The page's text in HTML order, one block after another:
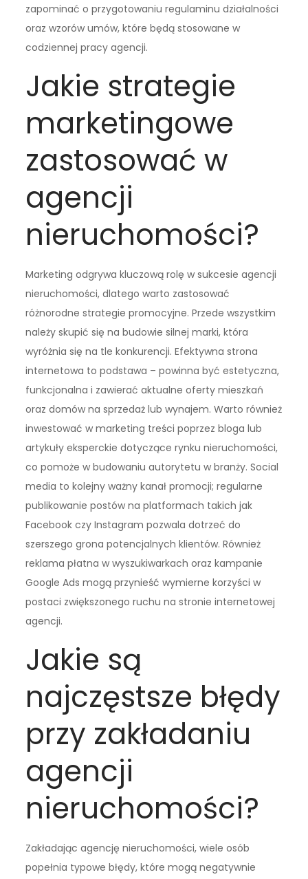
zapominać o przygotowaniu regulaminu działalności
oraz wzorów umów, które będą stosowane w
codziennej pracy agencji.
Jakie strategie
marketingowe
zastosować w
agencji
nieruchomości?
Marketing odgrywa kluczową rolę w sukcesie agencji
nieruchomości, dlatego warto zastosować
różnorodne strategie promocyjne. Przede wszystkim
należy skupić się na budowie silnej marki, która
wyróżnia się na tle konkurencji. Efektywna strona
internetowa to podstawa – powinna być estetyczna,
funkcjonalna i zawierać aktualne oferty mieszkań
oraz domów na sprzedaż lub wynajem. Warto również
inwestować w marketing treści poprzez bloga lub
artykuły eksperckie dotyczące rynku nieruchomości,
co pomoże w budowaniu autorytetu w branży. Social
media to kolejny ważny kanał promocji; regularne
publikowanie postów na platformach takich jak
Facebook czy Instagram pozwala dotrzeć do
szerszego grona potencjalnych klientów. Również
reklama płatna w wyszukiwarkach oraz kampanie
Google Ads mogą przynieść wymierne korzyści w
postaci zwiększonego ruchu na stronie internetowej
agencji.
Jakie są
najczęstsze błędy
przy zakładaniu
agencji
nieruchomości?
Zakładając agencję nieruchomości, wiele osób
popełnia typowe błędy, które mogą negatywnie